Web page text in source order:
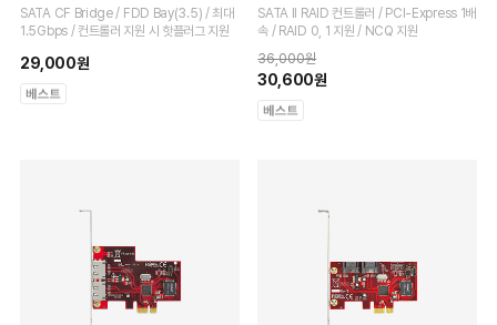
SATA CF Bridge / FDD Bay(3.5) / 최대
1.5Gbps / 컨트롤러 지원 시 핫플러그 지원
29,000원
SATA II RAID 컨트롤러 / PCI-Express 1배
속 / RAID 0, 1 지원 / NCQ 지원
36,000원
30,600원